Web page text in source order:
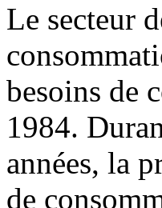
Le secteur
besoins de
1984.
années, la
de